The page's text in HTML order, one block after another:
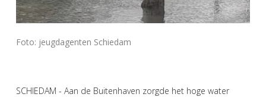
Foto: jeugdagenten Schiedam
SCHIEDAM - Aan de Buitenhaven zorgde het hoge water